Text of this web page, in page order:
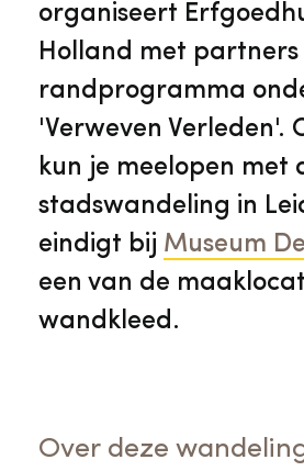
organiseert
Holland met partners
randprogramma
'Verweven Verleden'.
kun je meelopen met
stadswandeling in
eindigt bij Museum
een van de
wandkleed.
Over deze